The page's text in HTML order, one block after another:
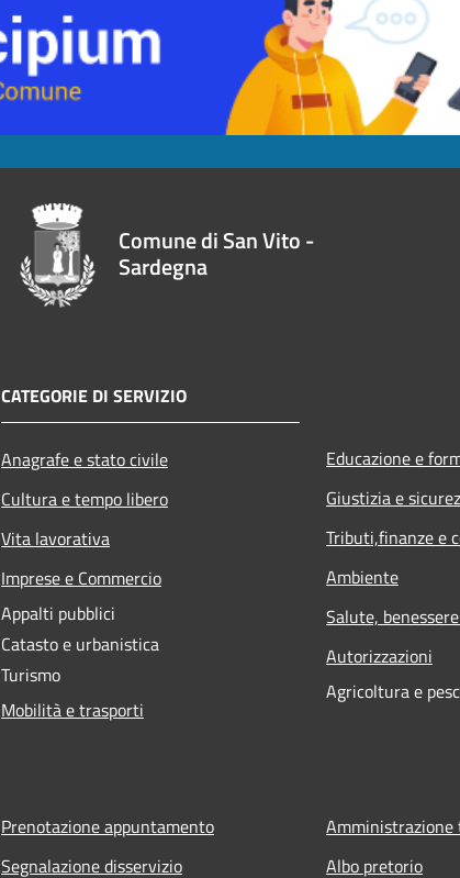
Comune di San Vito -
Sardegna
CATEGORIE DI SERVIZIO
Anagrafe e stato civile
Cultura e tempo libero
Vita lavorativa
Imprese e Commercio
Appalti pubblici
Catasto e urbanistica
Turismo
Mobilità e trasporti
Educazione e
Giustizia e
Tributi,finanze e
Ambiente
Salute,
Autorizzazioni
Agricoltura e
Prenotazione appuntamento
Segnalazione disservizio
Albo pretorio